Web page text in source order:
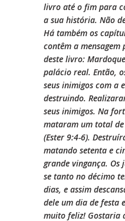
livro até o fim para
a sua história. Não
Há também os
contêm a
deste livro:
palácio real. Então,
seus inimigos com a
destruindo.
seus inimigos. Na
mataram um total
(Ester 9:4-6).
matando setenta e
grande vingança. Os
se tanto no décimo
dias, e assim
dele um dia de festa
muito feliz! Gostaria